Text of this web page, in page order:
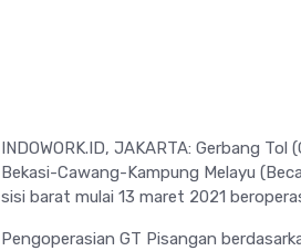
INDOWORK.ID, JAKARTA: Gerbang
Bekasi-Cawang-Kampung Melayu
sisi barat mulai 13 maret 2021
Pengoperasian GT Pisangan